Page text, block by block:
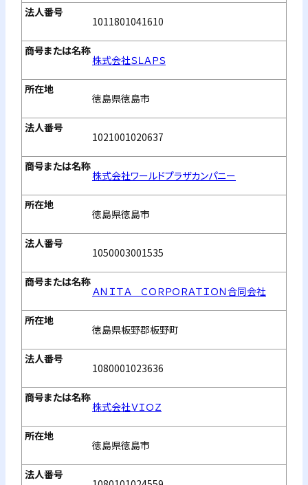
1011801041610
株式会社ＳＬＡＰＳ
徳島県徳島市
1021001020637
株式会社ワールドプラザカンパニー
徳島県徳島市
1050003001535
ＡＮＩＴＡ ＣＯＲＰＯＲＡＴＩＯＮ合同会社
徳島県板野郡板野町
1080001023636
株式会社ＶＩＯＺ
徳島県徳島市